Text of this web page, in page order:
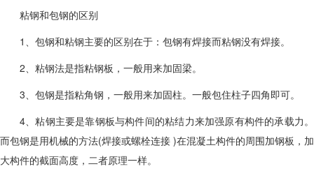
粘钢和包钢的区别
1、包钢和粘钢主要的区别在于：包钢有焊接而粘钢没有焊接。
2、粘钢法是指粘钢板，一般用来加固梁。
3、包钢是指粘角钢，一般用来加固柱。一般包住柱子四角即可。
4、粘钢主要是靠钢板与构件间的粘结力来加强原有构件的承载力。
而包钢是用机械的方法(焊接或螺栓连接 )在混凝土构件的周围加钢板，加
大构件的截面高度，二者原理一样。